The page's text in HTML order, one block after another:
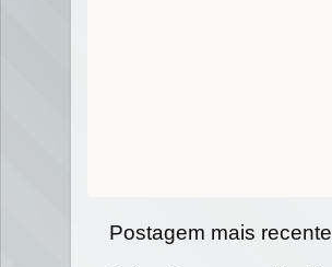
Postagem mais recente